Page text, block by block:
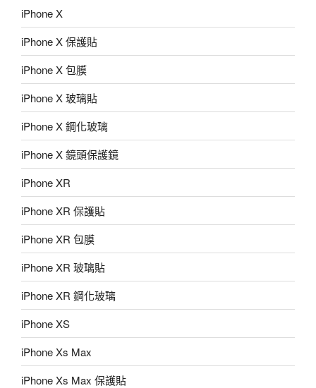
iPhone X
iPhone X 保護貼
iPhone X 包膜
iPhone X 玻璃貼
iPhone X 鋼化玻璃
iPhone X 鏡頭保護鏡
iPhone XR
iPhone XR 保護貼
iPhone XR 包膜
iPhone XR 玻璃貼
iPhone XR 鋼化玻璃
iPhone XS
iPhone Xs Max
iPhone Xs Max 保護貼